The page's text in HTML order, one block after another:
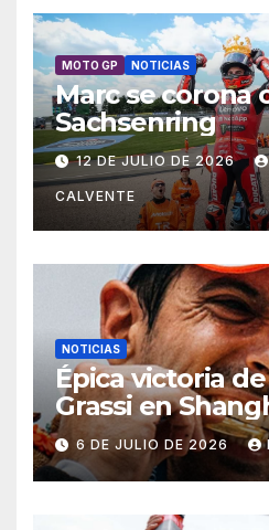
MOTO GP NOTICIAS
Marc se corona
Sachsenring
12 DE JULIO DE 2026
CALVENTE
NOTICIAS
Épica victoria
Grassi en
6 DE JULIO DE 2026